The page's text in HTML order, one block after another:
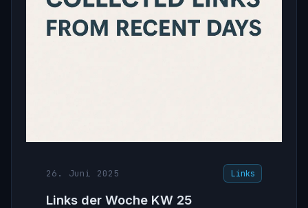
26. Juni 2025 Links
Links der Woche KW 25